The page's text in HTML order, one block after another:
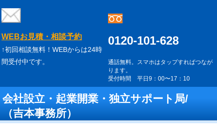
WEBお見積・相談予約
↑初回相談無料！WEBからは24時
間受付中です。
0120-101-628
通話無料。スマホはタップすればつなが
ります。
受付時間 平日9：00〜17：10
会社設立・起業開業・独立サポート局/
（吉本事務所）